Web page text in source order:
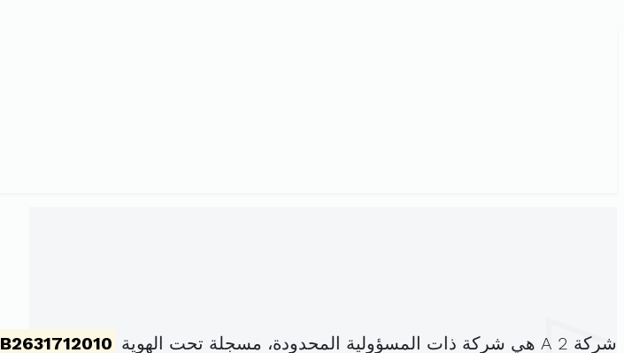
شركة 2 A هي شركة ذات المسؤولية المحدودة، مسجلة تحت الهوية B2631712010